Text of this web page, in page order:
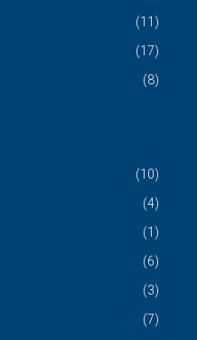
(11)
(17)
(8)
(10)
(4)
(1)
(6)
(3)
(7)